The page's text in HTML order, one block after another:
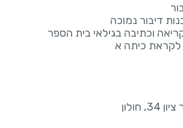
דיבור נמוכה
וכתיבה בגילאי בית הספר
כיתה א
חולון